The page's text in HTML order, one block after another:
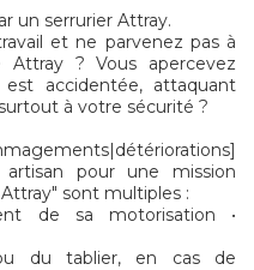
un serrurier Attray.
et ne parvenez pas à
Attray ? Vous apercevez
accidentée, attaquant
à votre sécurité ?
pour une mission
sont multiples :
de sa motorisation •
du tablier, en cas de